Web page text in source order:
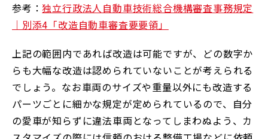
参考：独立行政法人自動車技術総合機構審査事務規定
｜別添4「改造自動車審査要要領」
上記の範囲内であれば改造は可能ですが、どの数字か
らも大幅な改造は認められていないことが考えられる
でしょう。なお車両のサイズや重量以外にも改造する
パーツごとに細かな規定が定められているので、自分
の愛車が知らずに違法車両となってしまわぬよう、カ